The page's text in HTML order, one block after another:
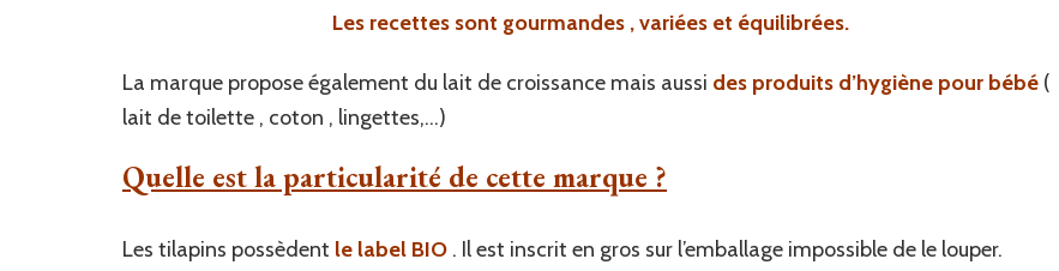
Les recettes sont gourmandes , variées et équilibrées.
La marque propose également du lait de croissance mais aussi des produits d’hygiène pour bébé (
lait de toilette , coton , lingettes,…)
Quelle est la particularité de cette marque ?
Les tilapins possèdent le label BIO . Il est inscrit en gros sur l’emballage impossible de le louper.